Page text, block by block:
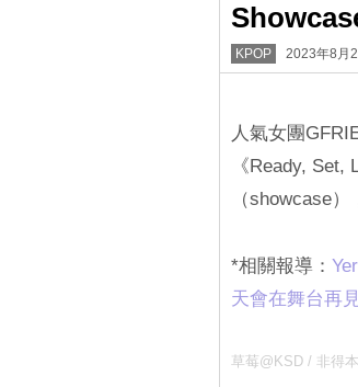
KPOP 2023年8月
人氣女團
《Ready,
（showcase
*相關報導：
天會在舞台再
草莓@KSD / 非得